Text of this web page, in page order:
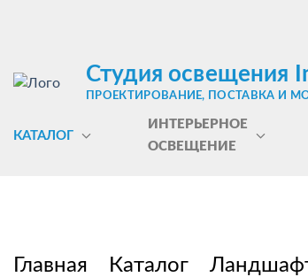
Студия освещения
ПРОЕКТИРОВАНИЕ, ПОСТАВКА И
КАТАЛОГ
ИНТЕРЬЕРНОЕ
ОСВЕЩЕНИЕ
Главная Каталог